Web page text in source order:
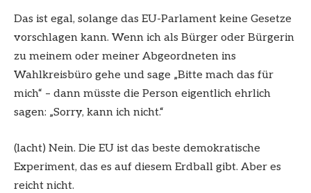
Das ist egal, solange das EU-Parlament keine Gesetze
vorschlagen kann. Wenn ich als Bürger oder Bürgerin
zu meinem oder meiner Abgeordneten ins
Wahlkreisbüro gehe und sage „Bitte mach das für
mich“ – dann müsste die Person eigentlich ehrlich
sagen: „Sorry, kann ich nicht.“
(lacht) Nein. Die EU ist das beste demokratische
Experiment, das es auf diesem Erdball gibt. Aber es
reicht nicht.